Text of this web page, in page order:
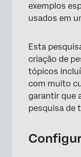
exemplos
usados em
Esta
criação de
tópicos
com muito
garantir que
pesquisa de